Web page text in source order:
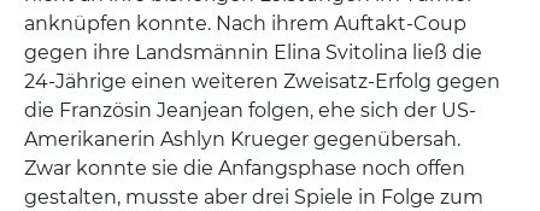
anknüpfen konnte. Nach ihrem Auftakt-Coup
gegen ihre Landsmännin Elina Svitolina ließ die
24-Jährige einen weiteren Zweisatz-Erfolg gegen
die Französin Jeanjean folgen, ehe sich der US-
Amerikanerin Ashlyn Krueger gegenübersah.
Zwar konnte sie die Anfangsphase noch offen
gestalten, musste aber drei Spiele in Folge zum